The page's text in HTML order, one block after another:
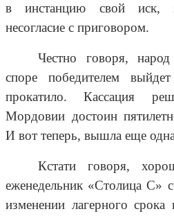
в инстанцию свой иск,
несогласие с приговором.
Честно говоря,
споре победителем
прокатило. Кассация
Мордовии достоин
И вот теперь, вышла еще
Кстати говоря,
еженедельник «Столица С»
изменении лагерного